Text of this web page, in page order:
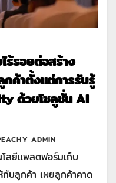
รอยต่อสร้าง
ค้าตั้งแต่การรับรู้
ด้วยโซลูชั่น AI
ADMIN
ลยีแพลตฟอร์มเก็บ
บลูกค้า เผยลูกค้าคาด